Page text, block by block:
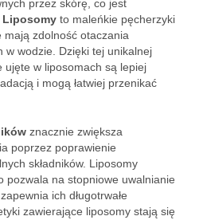
przez skórę, co jest
Liposomy to maleńkie pęcherzyki
zdolność otaczania
w wodzie. Dzięki tej unikalnej
ujęte w liposomach są lepiej
i mogą łatwiej przenikać
znacznie zwiększa
poprzez poprawienie
składników. Liposomy
pozwala na stopniowe uwalnianie
ich długotrwałe
zawierające liposomy stają się